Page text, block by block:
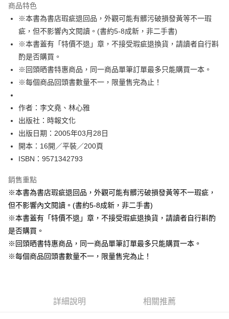
運送方式
付款後全家取貨
每筆NT$60，滿NT$499(含以上)免運費
付款後7-11取貨
每筆NT$60，滿NT$499(含以上)免運費
宅配
每筆NT$100，滿NT$499(含以上)免運費
商品特色
※本書為書店瑕疵退回品，外觀可能有髒污破損發黃等不一瑕
疵，但不影響內文閱讀。(書約5-8成新，非二手書)
※本書蓋有「特價不退」章，不接受瑕疵退換貨，請讀者自行斟
酌是否購買。
※回頭晒書特惠商品，同一商品單筆訂單最多只能購買一本。
※每個商品回頭書數量不一，限量售完為止！
作者：李文堯、林心雅
出版社：時報文化
出版日期：2005年03月28日
開本：16開／平裝／200頁
ISBN：9571342793
銷售重點
※本書為書店瑕疵退回品，外觀可能有髒污破損發黃等不一瑕疵，
但不影響內文閱讀。(書約5-8成新，非二手書)
※本書蓋有「特價不退」章，不接受瑕疵退換貨，請讀者自行斟酌
是否購買。
※回頭晒書特惠商品，同一商品單筆訂單最多只能購買一本。
※每個商品回頭書數量不一，限量售完為止！
詳細說明 相關推薦